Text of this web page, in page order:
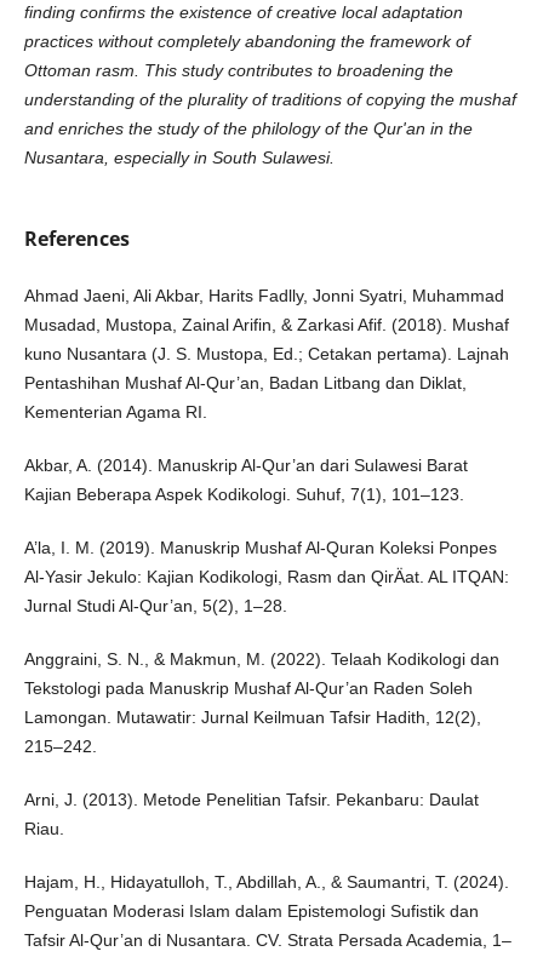
finding confirms the existence of creative local adaptation
practices without completely abandoning the framework of
Ottoman rasm. This study contributes to broadening the
understanding of the plurality of traditions of copying the mushaf
and enriches the study of the philology of the Qur'an in the
Nusantara, especially in South Sulawesi.
References
Ahmad Jaeni, Ali Akbar, Harits Fadlly, Jonni Syatri, Muhammad
Musadad, Mustopa, Zainal Arifin, & Zarkasi Afif. (2018). Mushaf
kuno Nusantara (J. S. Mustopa, Ed.; Cetakan pertama). Lajnah
Pentashihan Mushaf Al-Qur’an, Badan Litbang dan Diklat,
Kementerian Agama RI.
Akbar, A. (2014). Manuskrip Al-Qur’an dari Sulawesi Barat
Kajian Beberapa Aspek Kodikologi. Suhuf, 7(1), 101–123.
A’la, I. M. (2019). Manuskrip Mushaf Al-Quran Koleksi Ponpes
Al-Yasir Jekulo: Kajian Kodikologi, Rasm dan QirÄat. AL ITQAN:
Jurnal Studi Al-Qur’an, 5(2), 1–28.
Anggraini, S. N., & Makmun, M. (2022). Telaah Kodikologi dan
Tekstologi pada Manuskrip Mushaf Al-Qur’an Raden Soleh
Lamongan. Mutawatir: Jurnal Keilmuan Tafsir Hadith, 12(2),
215–242.
Arni, J. (2013). Metode Penelitian Tafsir. Pekanbaru: Daulat
Riau.
Hajam, H., Hidayatulloh, T., Abdillah, A., & Saumantri, T. (2024).
Penguatan Moderasi Islam dalam Epistemologi Sufistik dan
Tafsir Al-Qur’an di Nusantara. CV. Strata Persada Academia, 1–